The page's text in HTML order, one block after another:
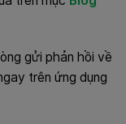
gửi phản hồi về
trên ứng dụng